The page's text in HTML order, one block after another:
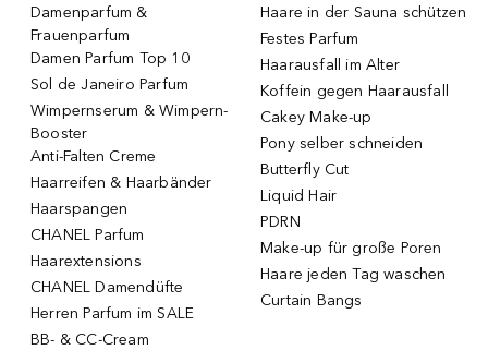
Damenparfum &
Frauenparfum
Damen Parfum Top 10
Sol de Janeiro Parfum
Wimpernserum & Wimpern-
Booster
Anti-Falten Creme
Haarreifen & Haarbänder
Haarspangen
CHANEL Parfum
Haarextensions
CHANEL Damendüfte
Herren Parfum im SALE
BB- & CC-Cream
Haare in der Sauna schützen
Festes Parfum
Haarausfall im Alter
Koffein gegen Haarausfall
Cakey Make-up
Pony selber schneiden
Butterfly Cut
Liquid Hair
PDRN
Make-up für große Poren
Haare jeden Tag waschen
Curtain Bangs